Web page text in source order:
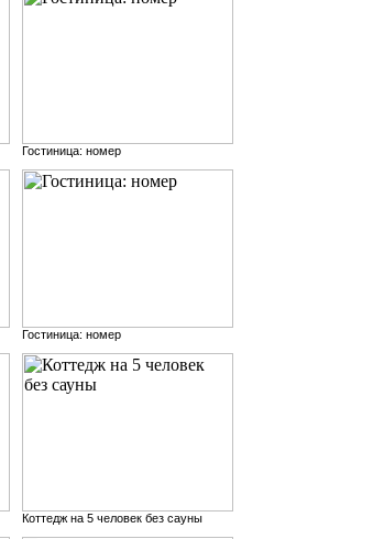
Гостиница: номер
Гостиница: номер
Коттедж на 5 человек без сауны